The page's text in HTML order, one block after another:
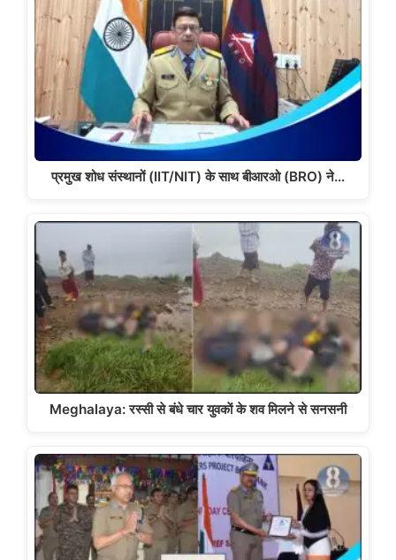
प्रमुख शोध संस्थानों (IIT/NIT) के साथ बीआरओ (BRO) ने…
Meghalaya: रस्सी से बंधे चार युवकाें के शव मिलने से सनसनी